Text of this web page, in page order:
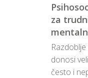
za
donosi
često i